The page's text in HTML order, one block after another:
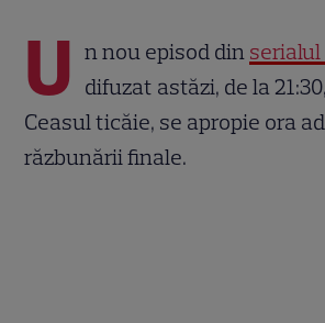
U n nou episod din serialul
difuzat astăzi, de la
Ceasul ticăie, se apropie ora
răzbunării finale.